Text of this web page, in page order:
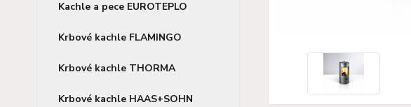
Kachle a pece EUROTEPLO
Krbové kachle FLAMINGO
Krbové kachle THORMA
Krbové kachle HAAS+SOHN